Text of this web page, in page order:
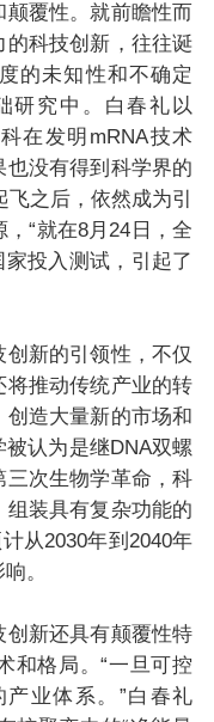
覆性。就前瞻性而
科技创新，往往诞
的未知性和不确定
研究中。白春礼以
在发明mRNA技术
没有得到科学界的
之后，依然成为引
“就在8月24日，全
投入测试，引起了
新的引领性，不仅
推动传统产业的转
造大量新的市场和
认为是继DNA双螺
次生物学革命，科
装具有复杂功能的
从2030年到2040年
。
新还具有颠覆性特
和格局。“一旦可控
业体系。”白春礼